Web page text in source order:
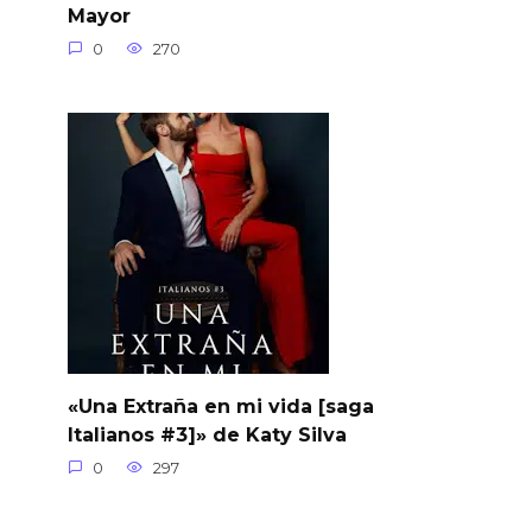
Mayor
0 270
«Una Extraña en mi vida [saga
Italianos #3]» de Katy Silva
0 297